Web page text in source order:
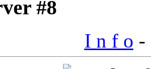
#8
I n f o -